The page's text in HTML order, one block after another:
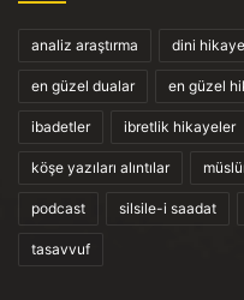
analiz araştırma dini
en güzel dualar en güzel
ibadetler ibretlik hikayeler
köşe yazıları alıntılar
podcast silsile-i saadat
tasavvuf